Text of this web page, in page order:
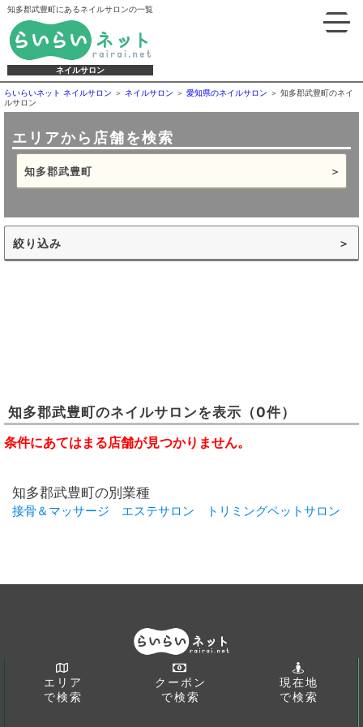
知多郡武豊町にあるネイルサロンの一覧
ネイルサロン
らいらいネット ネイルサロン ネイルサロン 愛知県のネイルサロン
知多郡武豊町のネイ
ルサロン
エリアから店舗を検索
知多郡武豊町
絞り込み
知多郡武豊町のネイルサロンを表示 （0件）
条件にあてはまる店舗が見つかりません。
知多郡武豊町の別業種
接骨＆マッサージ エステサロン トリミングペットサロン
エリア
で検索
クーポン
で検索
現在地
で検索